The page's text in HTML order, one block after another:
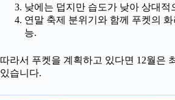
낮에는 덥지만 습도가 낮아 상대적
연말 축제 분위기와 함께 푸켓의
능.
따라서 푸켓을 계획하고 있다면 12월은
있습니다.